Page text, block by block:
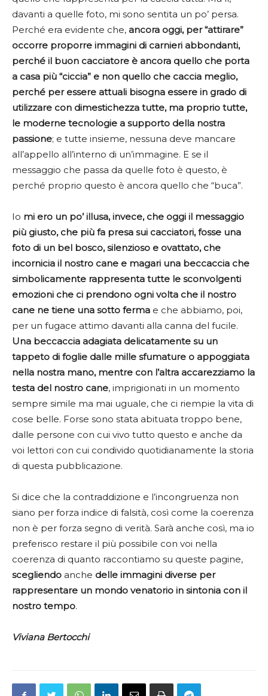
davanti a quelle foto, mi sono sentita un po’ persa.
Perché era evidente che, ancora oggi, per “attirare”
occorre proporre immagini di carnieri abbondanti,
perché il buon cacciatore è ancora quello che porta
a casa più “ciccia” e non quello che caccia meglio,
perché per essere attuali bisogna essere in grado di
utilizzare con dimestichezza tutte, ma proprio tutte,
le moderne tecnologie a supporto della nostra
passione; e tutte insieme, nessuna deve mancare
all’appello all’interno di un’immagine. E se il
messaggio che passa da quelle foto è questo, è
perché proprio questo è ancora quello che “buca”.
Io mi ero un po’ illusa, invece, che oggi il messaggio
più giusto, che più fa presa sui cacciatori, fosse una
foto di un bel bosco, silenzioso e ovattato, che
incornicia il nostro cane e magari una beccaccia che
simbolicamente rappresenta tutte le sconvolgenti
emozioni che ci prendono ogni volta che il nostro
cane ne tiene una sotto ferma e che abbiamo, poi,
per un fugace attimo davanti alla canna del fucile.
Una beccaccia adagiata delicatamente su un
tappeto di foglie dalle mille sfumature o appoggiata
nella nostra mano, mentre con l’altra accarezziamo la
testa del nostro cane, imprigionati in un momento
sempre simile ma mai uguale, che ci riempie la vita di
cose belle. Forse sono stata abituata troppo bene,
dalle persone con cui vivo tutto questo e anche da
voi lettori con cui condivido quotidianamente la storia
di questa pubblicazione.
Si dice che la contraddizione e l’incongruenza non
siano per forza indice di falsità, così come la coerenza
non è per forza segno di verità. Sarà anche così, ma io
preferisco restare il più possibile con voi nella
coerenza di quanto raccontiamo su queste pagine,
scegliendo anche delle immagini diverse per
rappresentare un mondo venatorio in sintonia con il
nostro tempo.
Viviana Bertocchi